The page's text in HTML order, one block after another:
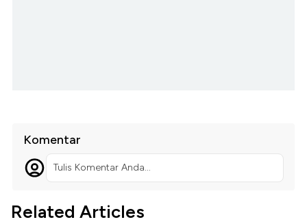
Komentar
Tulis Komentar Anda...
Related Articles